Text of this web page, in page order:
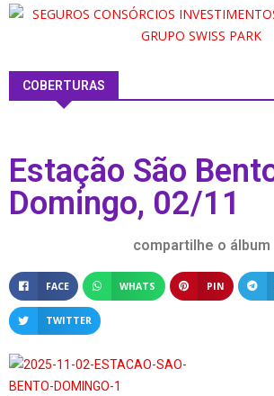
COBERTURAS
Estação São
Domingo, 02/11
compartilhe o álbum
FACE WHATS PIN
TWITTER